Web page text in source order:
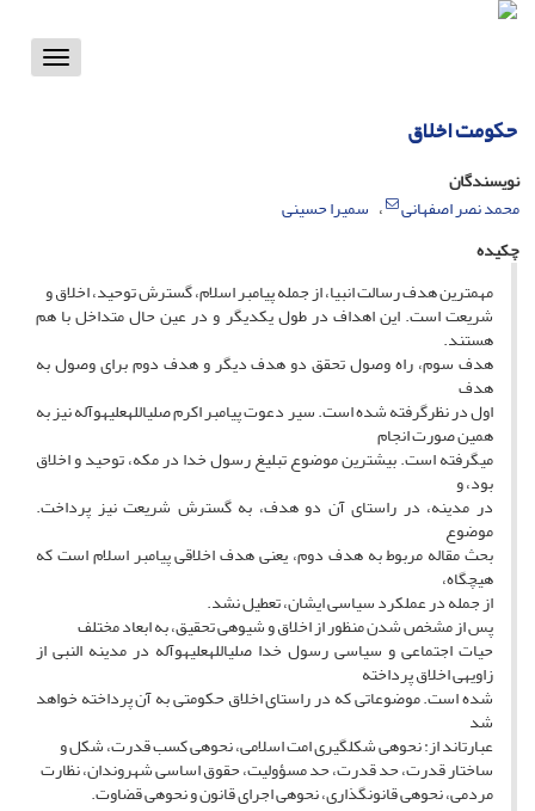
Toggle
حکومت اخلاق
نویسندگان
محمد نصر اصفهانی
سمیرا حسینی
چکیده
مهم‏ترین هدف رسالت انبیا، از جمله پیامبر اسلام، گسترش توحید، اخلاق و
شریعت است. این اهداف در طول یکدیگر و در عین حال متداخل با هم
هستند.
هدف سوم، راه وصول تحقق دو هدف دیگر و هدف دوم برای وصول به
هدف
اول در نظرگرفته شده است. سیر دعوت پیامبر اکرم صلی‏الله‏علیه‏و‏آله نیز به
همین صورت انجام
می‏گرفته است. بیشترین موضوع تبلیغ رسول خدا در مکه، توحید و اخلاق
بود، و
در مدینه، در راستای آن دو هدف، به گسترش شریعت نیز پرداخت.
موضوع
بحث مقاله مربوط به هدف دوم، یعنی هدف اخلاقی پیامبر اسلام است که
هیچ‏گاه،
از جمله در عملکرد سیاسی ایشان، تعطیل نشد.
پس از مشخص شدن منظور از اخلاق و شیوه‏ی تحقیق، به ابعاد مختلف
حیات اجتماعی و سیاسی رسول خدا صلی‏الله‏علیه‏و‏آله در مدینه النبی از
زاویه‏ی اخلاق پرداخته
شده است. موضوعاتی که در راستای اخلاق حکومتی به آن پرداخته خواهد
شد
عبارت‏اند از: نحوه‏ی شکل‏گیری امت اسلامی، نحوه‏ی کسب قدرت، شکل و
ساختار قدرت، حد قدرت، حد مسؤولیت، حقوق اساسی شهروندان، نظارت
مردمی، نحوه‏ی قانون‏گذاری، نحوه‏ی اجرای قانون و نحوه‏ی قضاوت.